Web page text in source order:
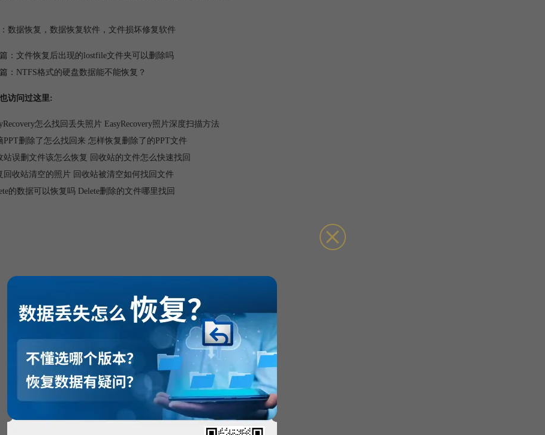
数据恢复 ， 数据恢复软件 ， 文件损坏修复软件
： 文件恢复后出现的lostfile文件夹可以删除吗
： NTFS格式的硬盘数据能不能恢复？
访问过这里:
怎么找回丢失照片 EasyRecovery照片深度扫描方法
PPT删除了怎么找回来 怎样恢复删除了的PPT文件
站误删文件该怎么恢复 回收站的文件怎么快速找回
回收站清空的照片 回收站被清空如何找回文件
的数据可以恢复吗 Delete删除的文件哪里找回